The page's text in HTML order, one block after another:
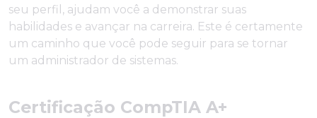
seu perfil, ajudam você a demonstrar suas
habilidades e avançar na carreira. Este é certamente
um caminho que você pode seguir para se tornar
um administrador de sistemas.
Certificação CompTIA A+